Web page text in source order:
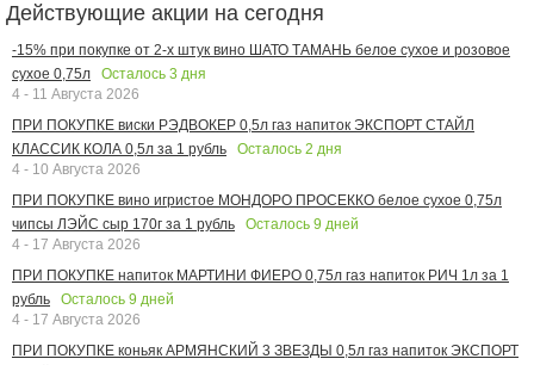
Действующие акции на сегодня
-15% при покупке от 2-х штук вино ШАТО ТАМАНЬ белое сухое и розовое
сухое 0,75л
Осталось 3 дня
4 - 11 Августа 2026
ПРИ ПОКУПКЕ виски РЭДВОКЕР 0,5л газ напиток ЭКСПОРТ СТАЙЛ
КЛАССИК КОЛА 0,5л за 1 рубль
Осталось 2 дня
4 - 10 Августа 2026
ПРИ ПОКУПКЕ вино игристое МОНДОРО ПРОСЕККО белое сухое 0,75л
чипсы ЛЭЙС сыр 170г за 1 рубль
Осталось 9 дней
4 - 17 Августа 2026
ПРИ ПОКУПКЕ напиток МАРТИНИ ФИЕРО 0,75л газ напиток РИЧ 1л за 1
рубль
Осталось 9 дней
4 - 17 Августа 2026
ПРИ ПОКУПКЕ коньяк АРМЯНСКИЙ 3 ЗВЕЗДЫ 0,5л газ напиток ЭКСПОРТ